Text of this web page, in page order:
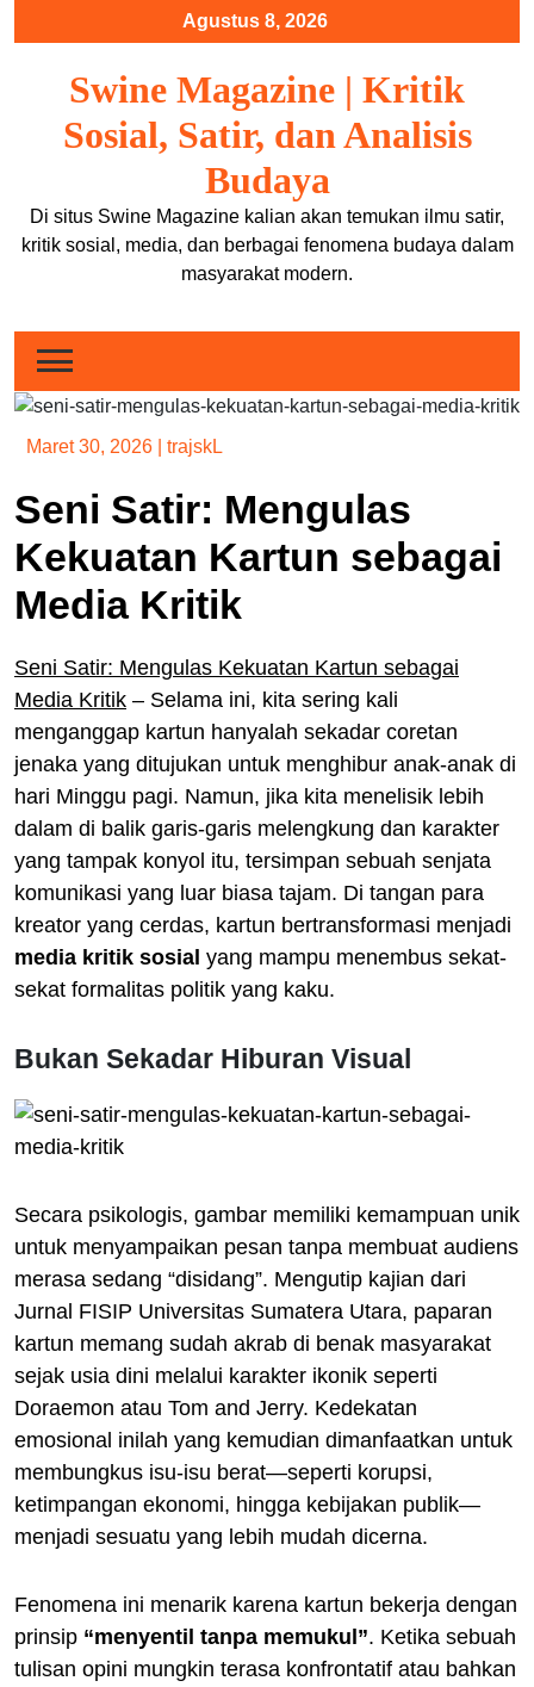
Agustus 8, 2026
Swine Magazine | Kritik
Sosial, Satir, dan Analisis
Budaya
Di situs Swine Magazine kalian akan temukan ilmu satir,
kritik sosial, media, dan berbagai fenomena budaya dalam
masyarakat modern.
Maret 30, 2026 trajskL
Seni Satir: Mengulas
Kekuatan Kartun sebagai
Media Kritik
Seni Satir: Mengulas Kekuatan Kartun sebagai
Media Kritik – Selama ini, kita sering kali
menganggap kartun hanyalah sekadar coretan
jenaka yang ditujukan untuk menghibur anak-anak di
hari Minggu pagi. Namun, jika kita menelisik lebih
dalam di balik garis-garis melengkung dan karakter
yang tampak konyol itu, tersimpan sebuah senjata
komunikasi yang luar biasa tajam. Di tangan para
kreator yang cerdas, kartun bertransformasi menjadi
media kritik sosial yang mampu menembus sekat-
sekat formalitas politik yang kaku.
Bukan Sekadar Hiburan Visual
Secara psikologis, gambar memiliki kemampuan unik
untuk menyampaikan pesan tanpa membuat audiens
merasa sedang “disidang”. Mengutip kajian dari
Jurnal FISIP Universitas Sumatera Utara, paparan
kartun memang sudah akrab di benak masyarakat
sejak usia dini melalui karakter ikonik seperti
Doraemon atau Tom and Jerry. Kedekatan
emosional inilah yang kemudian dimanfaatkan untuk
membungkus isu-isu berat—seperti korupsi,
ketimpangan ekonomi, hingga kebijakan publik—
menjadi sesuatu yang lebih mudah dicerna.
Fenomena ini menarik karena kartun bekerja dengan
prinsip “menyentil tanpa memukul”. Ketika sebuah
tulisan opini mungkin terasa konfrontatif atau bahkan